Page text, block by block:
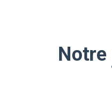
Notre